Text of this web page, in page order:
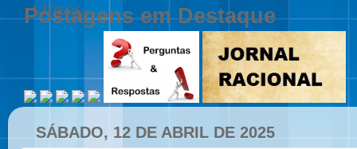
VÍDEOS»
Postagens em Destaque
SÁBADO, 12 DE ABRIL DE 2025